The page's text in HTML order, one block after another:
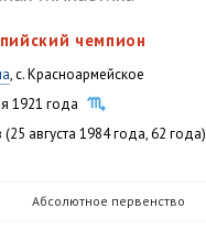
чемпион
, с. Красноармейское
1921 года
(25 августа 1984 года, 62 года)
Абсолютное первенство